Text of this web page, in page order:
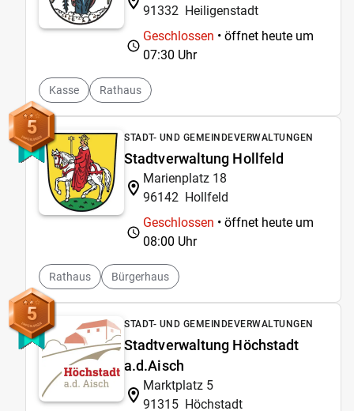
91332 Heiligenstadt
Geschlossen • öffnet heute um
07:30 Uhr
Kasse Rathaus
5 STADT- UND GEMEINDEVERWALTUNGEN
Stadtverwaltung Hollfeld
Marienplatz 18
96142 Hollfeld
Geschlossen • öffnet heute um
08:00 Uhr
Rathaus Bürgerhaus
5 STADT- UND GEMEINDEVERWALTUNGEN
Stadtverwaltung Höchstadt
a.d.Aisch
Marktplatz 5
91315 Höchstadt